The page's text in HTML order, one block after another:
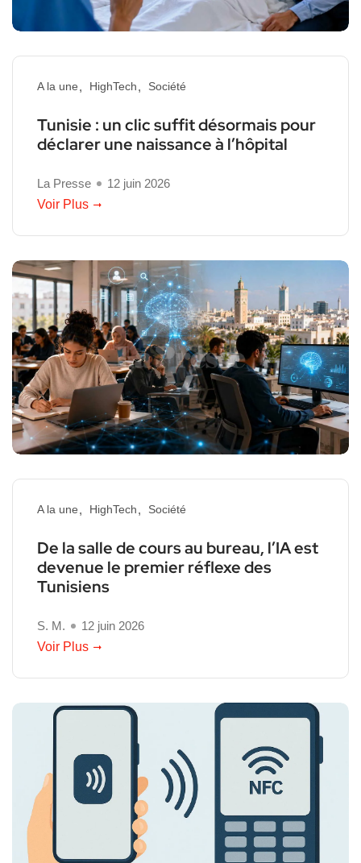
A la une HighTech Société
Tunisie : un clic suffit désormais pour
déclarer une naissance à l’hôpital
La Presse
12 juin 2026
Voir Plus
A la une HighTech Société
De la salle de cours au bureau, l’IA est
devenue le premier réflexe des
Tunisiens
S. M.
12 juin 2026
Voir Plus